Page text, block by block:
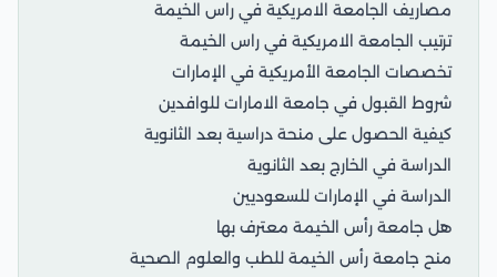
مصاريف الجامعة الامريكية في راس الخيمة
ترتيب الجامعة الامريكية في راس الخيمة
تخصصات الجامعة الأمريكية في الإمارات
شروط القبول في جامعة الامارات للوافدين
كيفية الحصول على منحة دراسية بعد الثانوية
الدراسة في الخارج بعد الثانوية
الدراسة في الإمارات للسعوديين
هل جامعة رأس الخيمة معترف بها
منح جامعة رأس الخيمة للطب والعلوم الصحية